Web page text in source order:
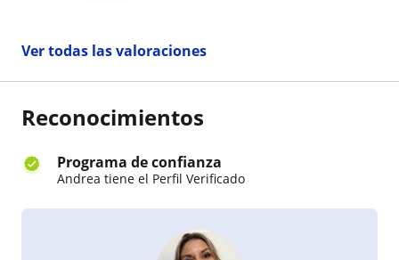
agradable. Sin duda la recomiendo, ¡anímense!
Ver todas las valoraciones
Reconocimientos
Programa de confianza
Andrea tiene el Perfil Verificado